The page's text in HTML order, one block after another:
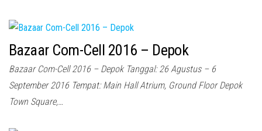
Bazaar Com-Cell 2016 – Depok
Bazaar Com-Cell 2016 – Depok Tanggal: 26 Agustus – 6
September 2016 Tempat: Main Hall Atrium, Ground Floor Depok
Town Square,…